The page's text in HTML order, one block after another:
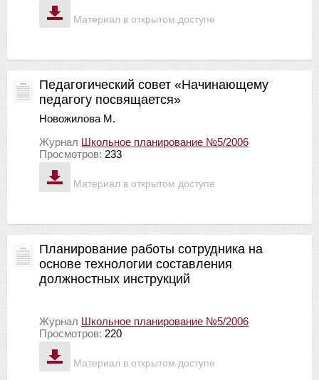
Материал в открытом доступе
Материал в открытом доступе
Педагогический совет «Начинающему
педагогу посвящается»
Новожилова М.
Журнал Школьное планирование №5/2006
Просмотров: 233
Материал в открытом доступе
Планирование работы сотрудника на
основе технологии составления
должностных инструкций
Журнал Школьное планирование №5/2006
Просмотров: 220